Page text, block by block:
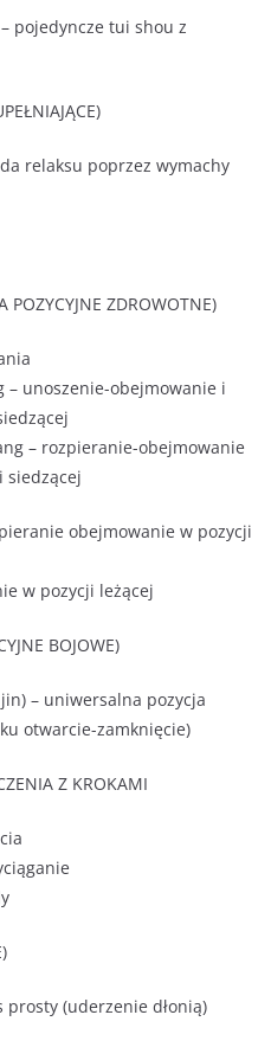
pojedyncze tui shou z
relaksu poprzez wymachy
POZYCYJNE ZDROWOTNE)
unoszenie-obejmowanie i
– rozpieranie-obejmowanie
siedzącej
obejmowanie w pozycji
w pozycji leżącej
BOJOWE)
– uniwersalna pozycja
otwarcie-zamknięcie)
Z KROKAMI
(uderzenie dłonią)